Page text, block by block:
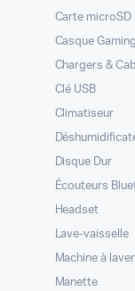
Carte microSD
Casque Gaming
Chargers &
Clé USB
Climatiseur
Disque Dur
Écouteurs
Headset
Lave-vaisselle
Machine à laver
Manette